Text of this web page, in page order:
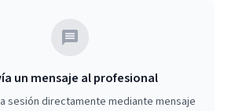
un mensaje al profesional
sesión directamente mediante mensaje